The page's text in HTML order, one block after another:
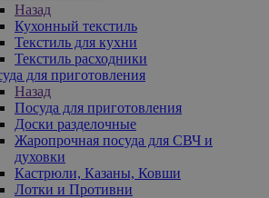
Назад
Кухонный текстиль
Текстиль для кухни
Текстиль расходники
для приготовления
Назад
Посуда для приготовления
Доски разделочные
Жаропрочная посуда для СВЧ и
духовки
Кастрюли, Казаны, Ковши
Лотки и Противни